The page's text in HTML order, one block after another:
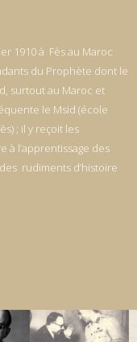
du Prophète dont le
surtout au Maroc et
le Msid (école
; il y reçoit les
l’apprentissage des
rudiments d’histoire